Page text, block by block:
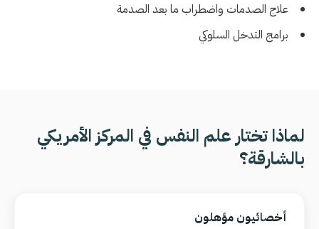
علاج الصدمات واضطراب ما بعد الصدمة
برامج التدخل السلوكي
لماذا تختار علم النفس في المركز الأمريكي
بالشارقة؟
أخصائيون مؤهلون